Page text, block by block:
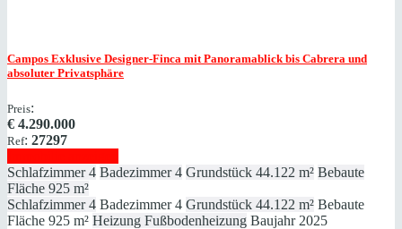
Campos Exklusive Designer-Finca mit Panoramablick bis Cabrera und
absoluter Privatsphäre
Preis:
€ 4.290.000
Ref: 27297
Schlafzimmer 4 Badezimmer 4 Grundstück 44.122 m² Bebaute
Fläche 925 m²
Schlafzimmer 4 Badezimmer 4 Grundstück 44.122 m² Bebaute
Fläche 925 m² Heizung Fußbodenheizung Baujahr 2025